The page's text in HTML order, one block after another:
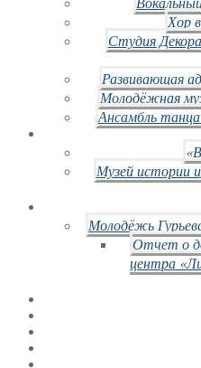
Хор
Студия
Развивающая
Молодёжная
Ансамбль
Музей истории и
Молодёжь
Отчет о
центра